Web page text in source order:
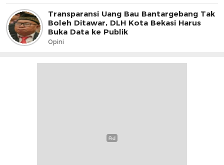
Transparansi Uang Bau Bantargebang Tak
Boleh Ditawar, DLH Kota Bekasi Harus
Buka Data ke Publik
Opini